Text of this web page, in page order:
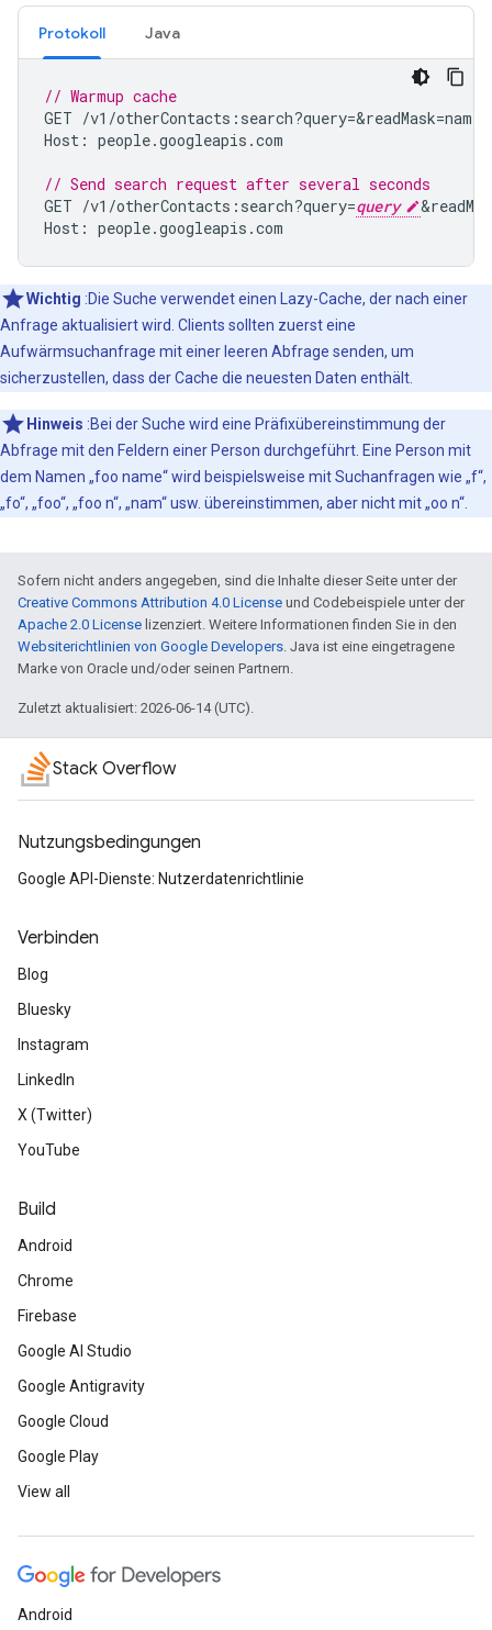
Protokoll Java
// Warmup cache
GET /v1 /otherContacts : search?query=&readMask=names
Host : people.googleapis .com
// Send search request after several seconds
GET /v1 /otherContacts : search?query=query
Host : people.googleapis .com
Wichtig :Die Suche verwendet einen Lazy-Cache, der nach einer
Anfrage aktualisiert wird. Clients sollten zuerst eine
Aufwärmsuchanfrage mit einer leeren Abfrage senden, um
sicherzustellen, dass der Cache die neuesten Daten enthält.
Hinweis :Bei der Suche wird eine Präfixübereinstimmung der
Abfrage mit den Feldern einer Person durchgeführt. Eine Person mit
dem Namen „foo name“ wird beispielsweise mit Suchanfragen wie „f“,
„fo“, „foo“, „foo n“, „nam“ usw. übereinstimmen, aber nicht mit „oo n“.
Sofern nicht anders angegeben, sind die Inhalte dieser Seite unter der
Creative Commons Attribution 4.0 License und Codebeispiele unter der
Apache 2.0 License lizenziert. Weitere Informationen finden Sie in den
Websiterichtlinien von Google Developers. Java ist eine eingetragene
Marke von Oracle und/oder seinen Partnern.
Zuletzt aktualisiert: 2026-06-14 (UTC).
Stack Overflow
Nutzungsbedingungen
Google API-Dienste: Nutzerdatenrichtlinie
Verbinden
Blog
Bluesky
Instagram
LinkedIn
X (Twitter)
YouTube
Build
Android
Chrome
Firebase
Google AI Studio
Google Antigravity
Google Cloud
Google Play
View all
Android